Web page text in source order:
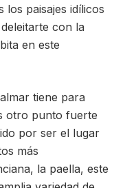
los paisajes idílicos
con la
en este
tiene para
otro punto fuerte
por ser el lugar
más
la paella, este